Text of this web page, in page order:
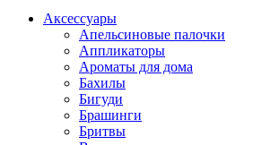
Аксессуары
Апельсиновые палочки
Аппликаторы
Ароматы для дома
Бахилы
Бигуди
Брашинги
Бритвы